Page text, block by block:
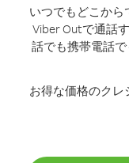
いつでもどこか
Viber Outで通話
話でも携帯電話
お得な価格のクレ